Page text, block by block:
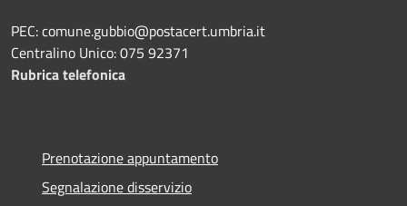
PEC: comune.gubbio@postacert.umbria.it
Centralino Unico: 075 92371
Rubrica telefonica
Prenotazione appuntamento
Segnalazione disservizio